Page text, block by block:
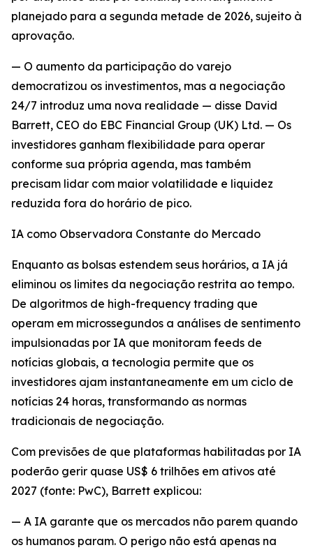
planejado para a segunda metade de 2026, sujeito à
aprovação.
— O aumento da participação do varejo
democratizou os investimentos, mas a negociação
24/7 introduz uma nova realidade — disse David
Barrett, CEO do EBC Financial Group (UK) Ltd. — Os
investidores ganham flexibilidade para operar
conforme sua própria agenda, mas também
precisam lidar com maior volatilidade e liquidez
reduzida fora do horário de pico.
IA como Observadora Constante do Mercado
Enquanto as bolsas estendem seus horários, a IA já
eliminou os limites da negociação restrita ao tempo.
De algoritmos de high-frequency trading que
operam em microssegundos a análises de sentimento
impulsionadas por IA que monitoram feeds de
notícias globais, a tecnologia permite que os
investidores ajam instantaneamente em um ciclo de
notícias 24 horas, transformando as normas
tradicionais de negociação.
Com previsões de que plataformas habilitadas por IA
poderão gerir quase US$ 6 trilhões em ativos até
2027 (fonte: PwC), Barrett explicou:
— A IA garante que os mercados não parem quando
os humanos param. O perigo não está apenas na